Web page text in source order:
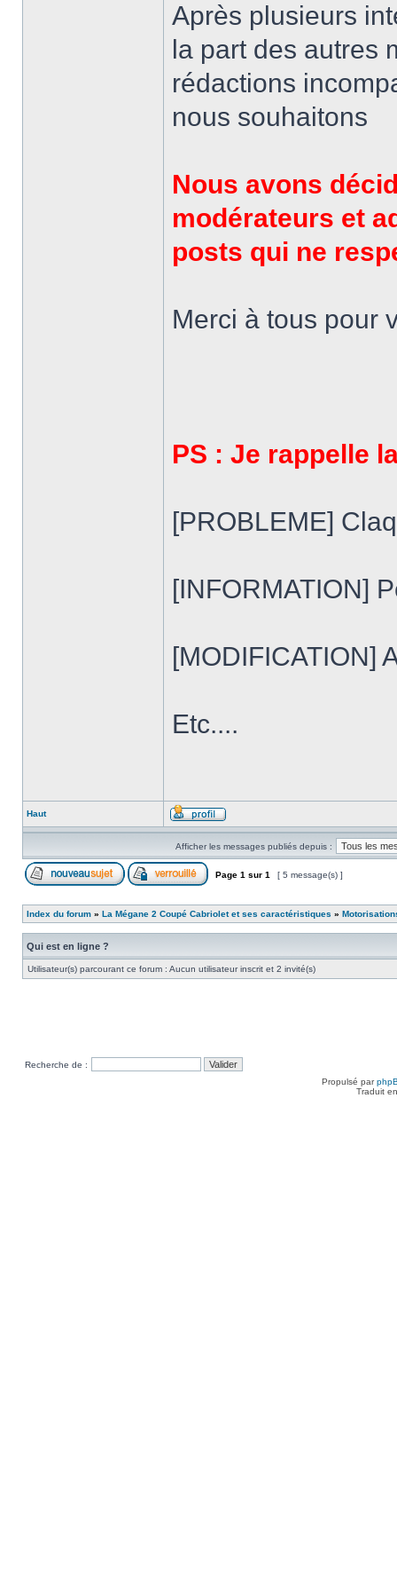
Après plusieurs
la part des autres
rédactions
nous souhaitons
Nous avons
modérateurs et
posts qui ne
Merci à tous pour
PS : Je rappelle
[PROBLEME]
[INFORMATION]
[MODIFICATION]
Etc....
Haut
Afficher les messages publiés depuis :
Page 1 sur 1 [ 5 message(s) ]
Index du forum » La Mégane 2 Coupé Cabriolet et ses caractéristiques »
Qui est en ligne ?
Utilisateur(s) parcourant ce forum : Aucun utilisateur inscrit et 2 invité(s)
Recherche de :
Propulsé par
Traduit